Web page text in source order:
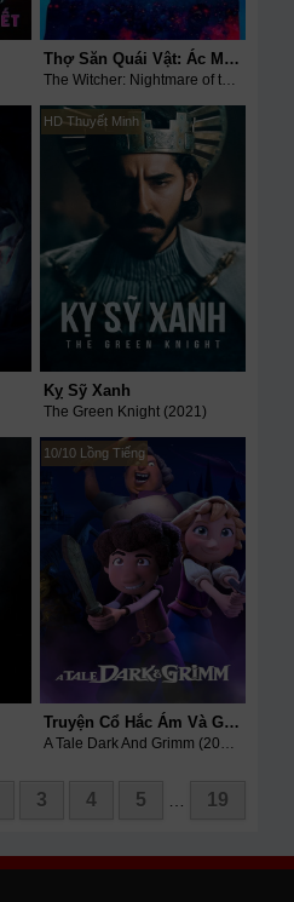
Thợ Săn Quái Vật: Ác Mộng Của Sói
The Witcher: Nightmare of the Wolf (2021)
HD Thuyết Minh
Kỵ Sỹ Xanh
The Green Knight (2021)
10/10 Lồng Tiếng
Truyện Cổ Hắc Ám Và Grimm
A Tale Dark And Grimm (2021)
3 4 5 19